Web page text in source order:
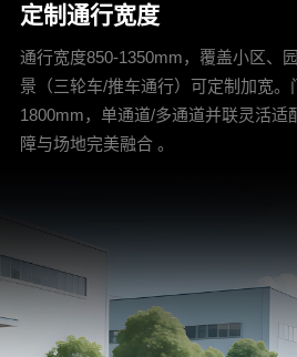
定制通行宽度
通行宽度850-1350mm，覆盖小区、
景（三轮车/推车通行）可定制加宽。
1800mm，单通道/多通道并联灵活适
障与场地完美融合 。